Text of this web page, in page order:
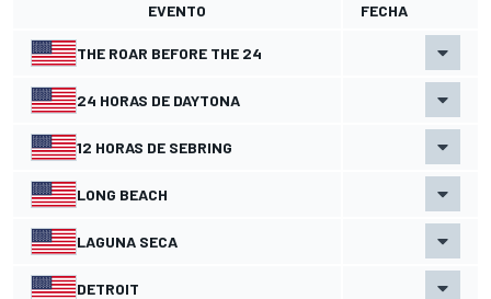
EVENTO FECHA
THE ROAR BEFORE THE 24
24 HORAS DE DAYTONA
12 HORAS DE SEBRING
LONG BEACH
LAGUNA SECA
DETROIT